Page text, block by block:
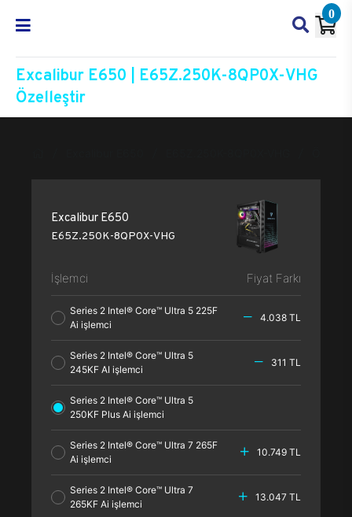
0
Excalibur E650 | E65Z.250K-8QP0X-VHG
Özelleştir
Excalibur E650
E65Z.250K-8QP0X-VHG
İşlemci Fiyat Farkı
Series 2 Intel® Core™ Ultra 5 225F
Ai işlemci
4.038 TL
Series 2 Intel® Core™ Ultra 5
245KF AI işlemci
311 TL
Series 2 Intel® Core™ Ultra 5
250KF Plus Ai işlemci
Series 2 Intel® Core™ Ultra 7 265F
Ai işlemci
10.749 TL
Series 2 Intel® Core™ Ultra 7
265KF Ai işlemci
13.047 TL